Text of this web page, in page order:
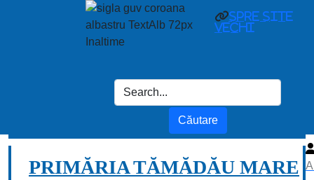
spre site
vechi
PRIMĂRIA TĂMĂDĂU MARE